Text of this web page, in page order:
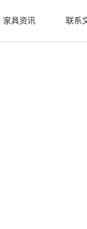
家具资讯 联系